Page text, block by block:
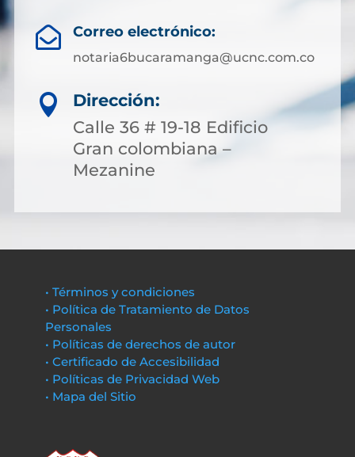
 Correo electrónico:
notaria6bucaramanga@ucnc.com.co

Dirección:
Calle 36 # 19-18 Edificio
Gran colombiana –
Mezanine
• Términos y condiciones
• Política de Tratamiento de Datos
Personales
• Políticas de derechos de autor
• Certificado de Accesibilidad
• Políticas de Privacidad Web
• Mapa del Sitio